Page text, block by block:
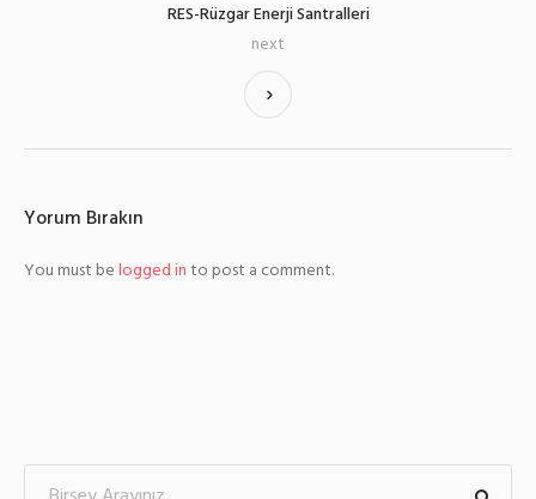
RES-Rüzgar Enerji Santralleri
next
Yorum Bırakın
You must belogged into post a comment.